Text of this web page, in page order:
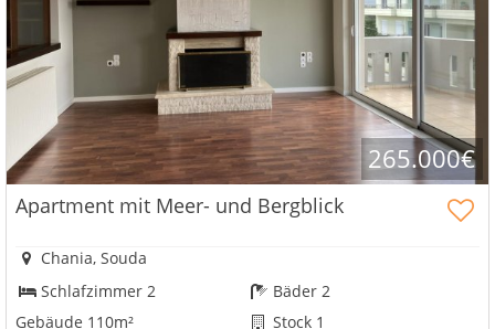
265.000€
Apartment mit Meer- und Bergblick
Chania, Souda
Schlafzimmer 2
Bäder 2
Gebäude 110m²
Stock 1